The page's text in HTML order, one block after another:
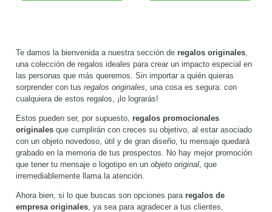
Te damos la bienvenida a nuestra sección de regalos originales
una colección de regalos ideales para crear un impacto especial en
las personas que más queremos. Sin importar a quién quieras
sorprender con tus regalos originales , una cosa es segura: con
cualquiera de estos regalos, ¡lo lograrás!
Estos pueden ser, por supuesto, regalos promocionales
originales que cumplirán con creces su objetivo, al estar asociado
con un objeto novedoso, útil y de gran diseño, tu mensaje quedará
grabado en la memoria de tus prospectos. No hay mejor promoción
que tener tu mensaje o logotipo en un objeto original , que
irremediablemente llama la atención.
Ahora bien, si lo que buscas son opciones para regalos de
empresa originales , ya sea para agradecer a tus clientes,